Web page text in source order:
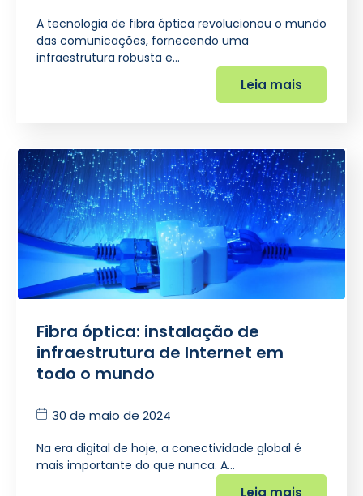
A tecnologia de fibra óptica revolucionou o mundo
das comunicações, fornecendo uma
infraestrutura robusta e…
Leia mais
Fibra óptica: instalação de
infraestrutura de Internet em
todo o mundo
30 de maio de 2024
Na era digital de hoje, a conectividade global é
mais importante do que nunca. A…
Leia mais